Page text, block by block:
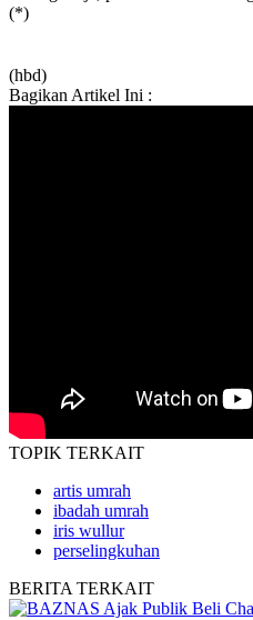
(*)
(hbd)
Bagikan Artikel Ini :
TOPIK TERKAIT
artis umrah
ibadah umrah
iris wullur
perselingkuhan
BERITA TERKAIT